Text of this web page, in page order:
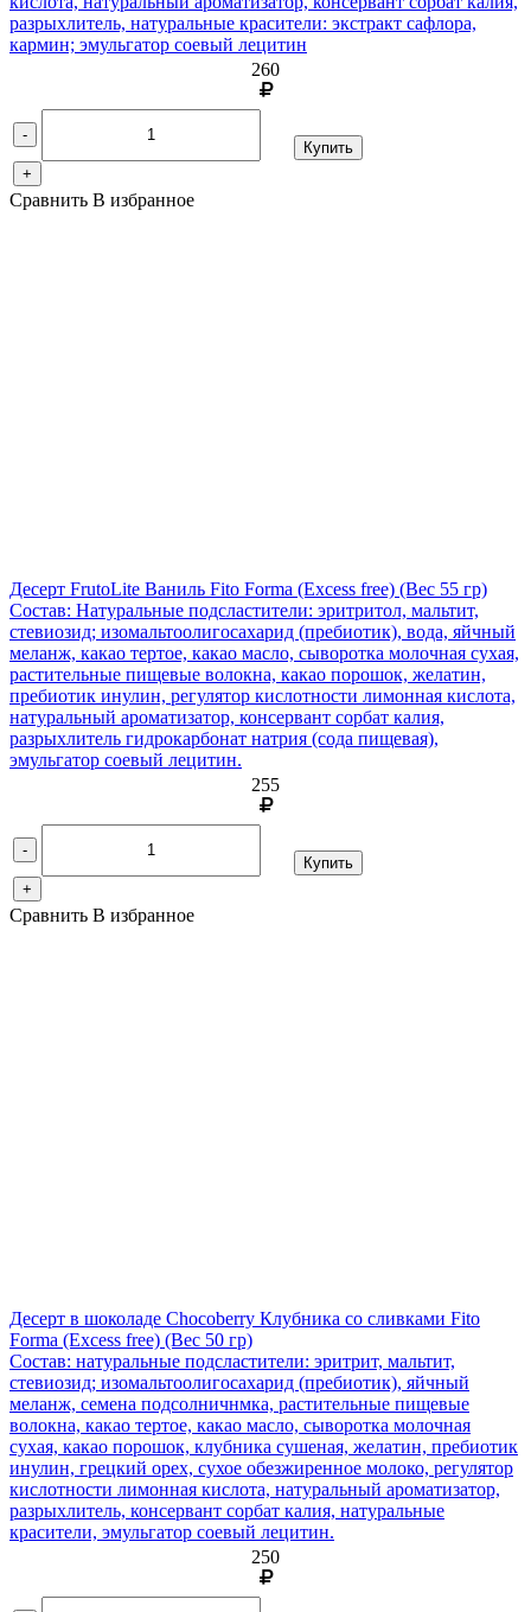
разрыхлитель, натуральные красители: экстракт сафлора,
кармин; эмульгатор соевый лецитин
260
-
+
Купить
Сравнить В избранное
Десерт FrutoLite Ваниль Fito Forma (Excess free) (Вес 55 гр)
Состав: Натуральные подсластители: эритритол, мальтит,
стевиозид; изомальтоолигосахарид (пребиотик), вода, яйчный
меланж, какао тертое, какао масло, сыворотка молочная сухая,
растительные пищевые волокна, какао порошок, желатин,
пребиотик инулин, регулятор кислотности лимонная кислота,
натуральный ароматизатор, консервант сорбат калия,
разрыхлитель гидрокарбонат натрия (сода пищевая),
эмульгатор соевый лецитин.
255
-
+
Купить
Сравнить В избранное
Десерт в шоколаде Chocoberry Клубника со сливками Fito
Forma (Excess free) (Вес 50 гр)
Состав: натуральные подсластители: эритрит, мальтит,
стевиозид; изомальтоолигосахарид (пребиотик), яйчный
меланж, семена подсолничнмка, растительные пищевые
волокна, какао тертое, какао масло, сыворотка молочная
сухая, какао порошок, клубника сушеная, желатин, пребиотик
инулин, грецкий орех, сухое обезжиренное молоко, регулятор
кислотности лимонная кислота, натуральный ароматизатор,
разрыхлитель, консервант сорбат калия, натуральные
красители, эмульгатор соевый лецитин.
250